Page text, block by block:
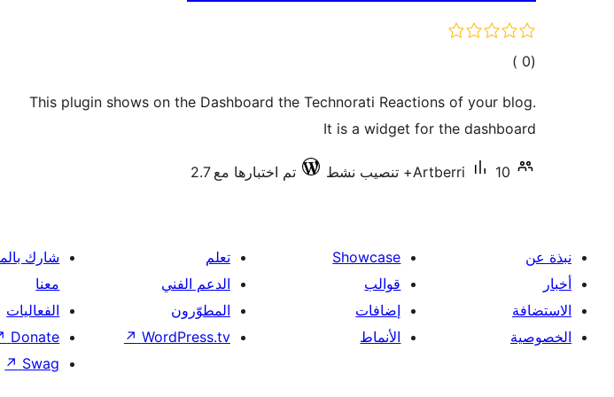
(0
إجمالي)
This plugin shows on the Dashboard the Technorati Reactions of your blog.
It is a widget for the dashboard
Artberri 10+ تنصيب نشط تم اختبارها مع 2.7
نبذة عن
أخبار
الاستضافة
الخصوصية
Showcase
قوالب
إضافات
الأنماط
تعلم
الدعم الفني
المطوّرون
WordPress.tv
↗
شارك
معنا
الفعاليات
Donate
Swag
↗